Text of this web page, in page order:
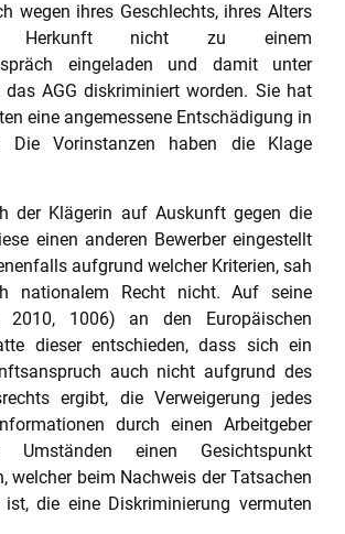
wegen ihres Geschlechts, ihres Alters
Herkunft nicht zu einem
eingeladen und damit unter
das AGG diskriminiert worden. Sie hat
eine angemessene Entschädigung in
Die Vorinstanzen haben die Klage
der Klägerin auf Auskunft gegen die
einen anderen Bewerber eingestellt
aufgrund welcher Kriterien, sah
nationalem Recht nicht. Auf seine
2010, 1006) an den Europäischen
dieser entschieden, dass sich ein
auch nicht aufgrund des
ergibt, die Verweigerung jedes
durch einen Arbeitgeber
Umständen einen Gesichtspunkt
welcher beim Nachweis der Tatsachen
ist, die eine Diskriminierung vermuten